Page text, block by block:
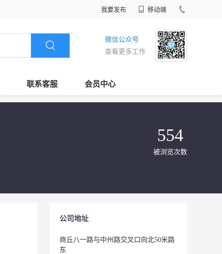
我要发布 移动端
微信公众号
查看更多工作
联系客服 会员中心
554
被浏览次数
公司地址
商丘八一路与中州路交叉口向北50米路
东